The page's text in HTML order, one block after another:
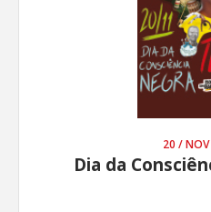
20 /
Dia da